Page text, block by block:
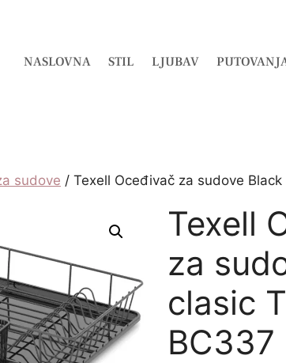
NASLOVNA STIL LJUBAV
sudove / Texell Oceđivač za sudove
Texell
za
clasic
BC337